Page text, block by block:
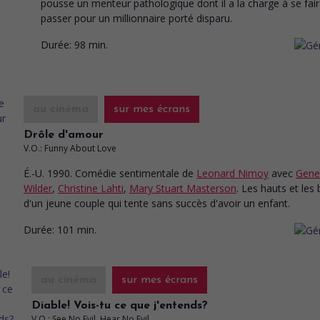
pousse un menteur pathologique dont il a la charge à se
passer pour un millionnaire porté disparu.
Durée: 98 min.
sur mes écrans
Drôle d'amour
V.O.: Funny About Love
É.-U. 1990. Comédie sentimentale de Leonard Nimoy avec Gene
Wilder, Christine Lahti, Mary Stuart Masterson. Les hauts et les
d'un jeune couple qui tente sans succès d'avoir un enfant.
Durée: 101 min.
sur mes écrans
Diable! Vois-tu ce que j'entends?